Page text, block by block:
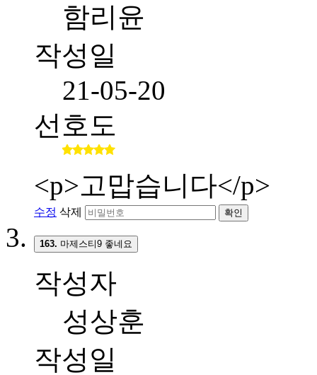
함리윤
작성일
21-05-20
선호도
<p>고맙습니다</p>
수정 삭제 확인
163. 마제스티9 좋네요
작성자
성상훈
작성일